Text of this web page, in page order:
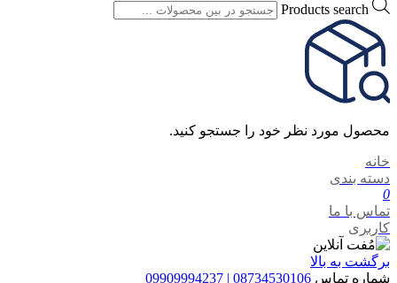
Products search
محصول مورد نظر خود را جستجو کنید.
خانه
دسته بندی
0
تماس با ما
کاربری
برگشت به بالا
شماره تماس 08734530106 | 09909994237